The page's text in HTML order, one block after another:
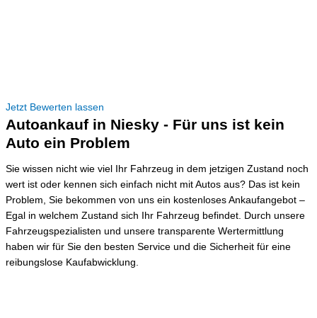
Jetzt Bewerten lassen
Autoankauf in Niesky - Für uns ist kein
Auto ein Problem
Sie wissen nicht wie viel Ihr Fahrzeug in dem jetzigen Zustand noch
wert ist oder kennen sich einfach nicht mit Autos aus? Das ist kein
Problem, Sie bekommen von uns ein kostenloses Ankaufangebot –
Egal in welchem Zustand sich Ihr Fahrzeug befindet. Durch unsere
Fahrzeugspezialisten und unsere transparente Wertermittlung
haben wir für Sie den besten Service und die Sicherheit für eine
reibungslose Kaufabwicklung.